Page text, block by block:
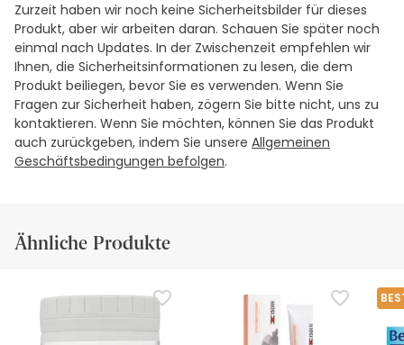
Zurzeit haben wir noch keine Sicherheitsbilder für dieses
Produkt, aber wir arbeiten daran. Schauen Sie später noch
einmal nach Updates. In der Zwischenzeit empfehlen wir
Ihnen, die Sicherheitsinformationen zu lesen, die dem
Produkt beiliegen, bevor Sie es verwenden. Wenn Sie
Fragen zur Sicherheit haben, zögern Sie bitte nicht, uns zu
kontaktieren. Wenn Sie möchten, können Sie das Produkt
auch zurückgeben, indem Sie unsere Allgemeinen
Geschäftsbedingungen befolgen.
Ähnliche Produkte